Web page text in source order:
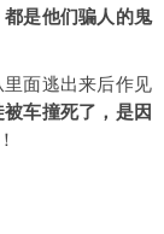
是他们骗人的鬼
面逃出来后作见
车撞死了，是因